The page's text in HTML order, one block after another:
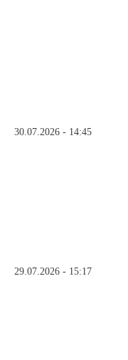
30.07.2026 - 14:45
29.07.2026 - 15:17